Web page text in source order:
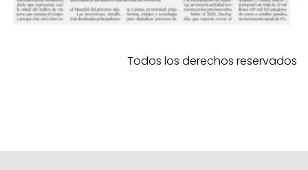
Todos los derechos reservados